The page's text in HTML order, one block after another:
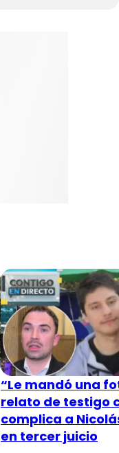
“Le mandó una
relato de testigo
complica a
en tercer juicio